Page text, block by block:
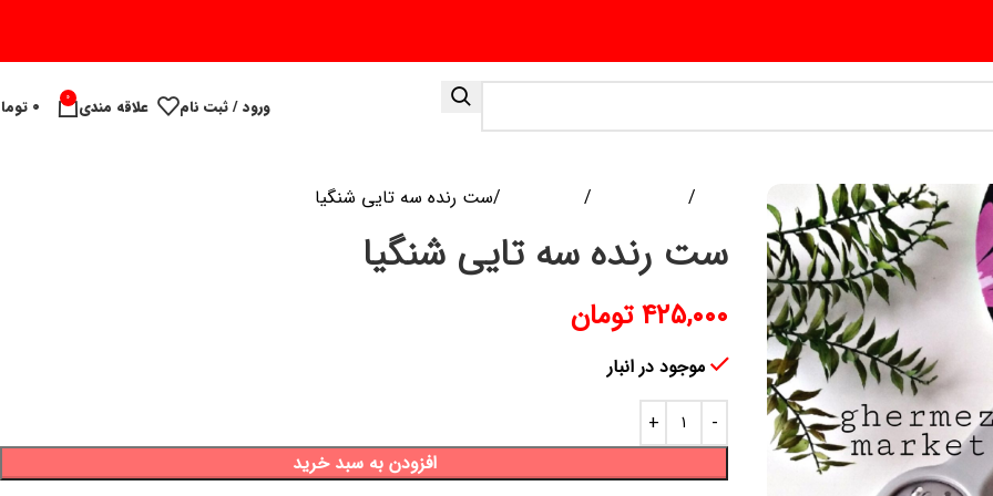
ورود / ثبت نام علاقه مندی 0 ۰
ست رنده سه تایی شنگیا
ست رنده سه تایی شنگیا
۴۲۵,۰۰۰ تومان
موجود در انبار
افزودن به سبد خرید